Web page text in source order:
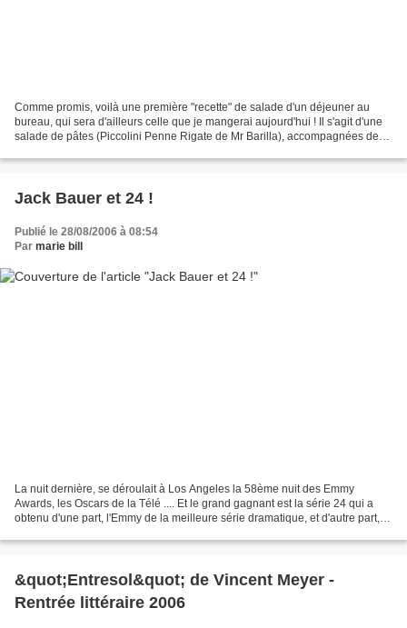
Comme promis, voilà une première "recette" de salade d'un déjeuner au
bureau, qui sera d'ailleurs celle que je mangerai aujourd'hui ! Il s'agit d'une
salade de pâtes (Piccolini Penne Rigate de Mr Barilla), accompagnées de
Jack Bauer et 24 !
Publié le 28/08/2006 à 08:54
Par marie bill
La nuit dernière, se déroulait à Los Angeles la 58ème nuit des Emmy
Awards, les Oscars de la Télé .... Et le grand gagnant est la série 24 qui a
obtenu d'une part, l'Emmy de la meilleure série dramatique, et d'autre part,
&quot;Entresol&quot; de Vincent Meyer -
Rentrée littéraire 2006